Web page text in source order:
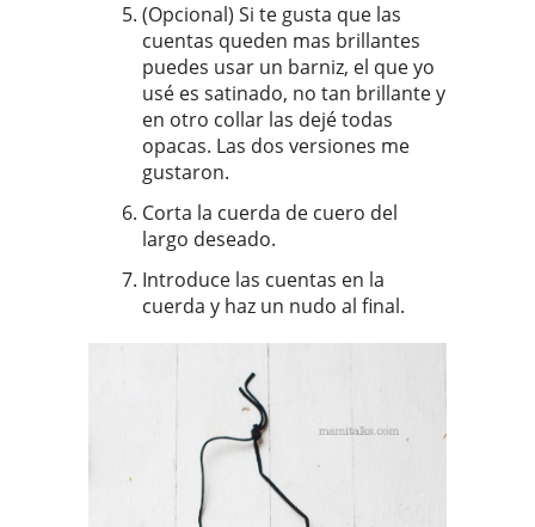
(Opcional) Si te gusta que las
cuentas queden mas brillantes
puedes usar un barniz, el que yo
usé es satinado, no tan brillante y
en otro collar las dejé todas
opacas. Las dos versiones me
gustaron.
Corta la cuerda de cuero del
largo deseado.
Introduce las cuentas en la
cuerda y haz un nudo al final.